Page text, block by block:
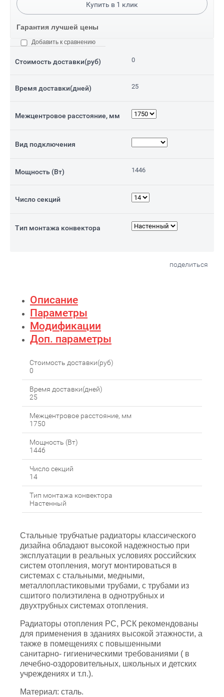
Купить в 1 клик
Гарантия лучшей цены
Стоимость доставки(руб) 0
Время доставки(дней) 25
Межцентровое расстояние, мм
Вид подключения
Мощность (Вт) 1446
Число секций
Тип монтажа конвектора
Добавить к сравнению
поделиться
Описание
Параметры
Модификации
Доп. параметры
Стоимость доставки(руб)
0
Время доставки(дней)
25
Межцентровое расстояние, мм
1750
Мощность (Вт)
1446
Число секций
14
Тип монтажа конвектора
Настенный
Стальные трубчатые радиаторы классического
дизайна обладают высокой надежностью при
эксплуатации в реальных условиях российских
систем отопления, могут монтироваться в
системах с стальными, медными,
металлопластиковыми трубами, с трубами из
сшитого полиэтилена в однотрубных и
двухтрубных системах отопления.
Радиаторы отопления РС, РСК рекомендованы
для применения в зданиях высокой этажности, а
также в помещениях с повышенными
санитарно- гигиеническими требованиями ( в
лечебно-оздоровительных, школьных и детских
учреждениях и т.п.).
Материал: сталь.